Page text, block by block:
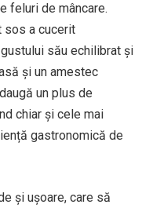
feluri de mâncare.
sos a cucerit
său echilibrat și
și un amestec
un plus de
chiar și cele mai
gastronomică de
și ușoare, care să